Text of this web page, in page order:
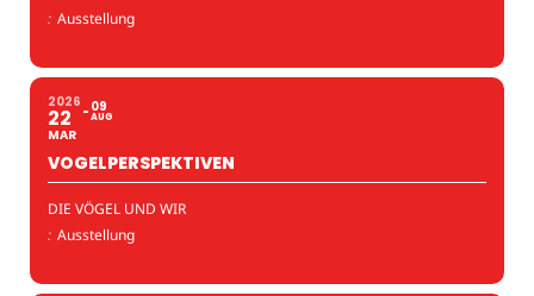
: Ausstellung
2026
22
MAR
09
AUG
VOGELPERSPEKTIVEN
DIE VÖGEL UND WIR
: Ausstellung